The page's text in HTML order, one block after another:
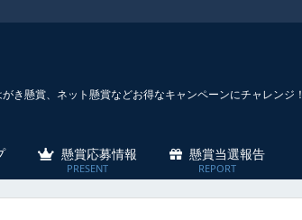
き懸賞、ネット懸賞などお得なキャンペーンにチャレンジ！
懸賞応募情報 懸賞当選報告